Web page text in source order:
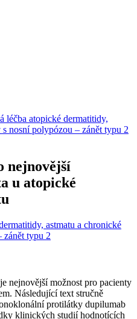
léčba atopické dermatitidy,
nosní polypózou –⁠ zánět typu 2
nejnovější
u atopické
astmatu a chronické
zánět typu 2
nejnovější možnost pro pacienty
Následující text stručně
protilátky dupilumab
klinických studií hodnotících